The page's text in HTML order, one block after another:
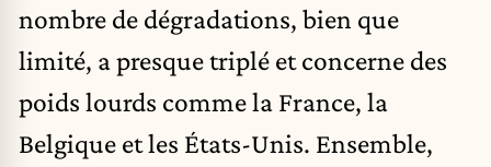
nombre de dégradations, bien que
limité, a presque triplé et concerne des
poids lourds comme la France, la
Belgique et les États-Unis. Ensemble,